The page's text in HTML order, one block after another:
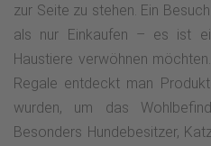
zur Seite zu stehen. Ein
als nur Einkaufen – es ist
Haustiere verwöhnen
Regale entdeckt man
wurden, um das
Besonders Hundebesitzer,